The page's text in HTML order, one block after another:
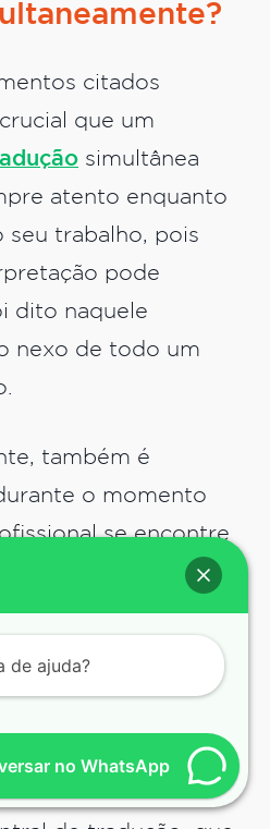
citados
que um
simultânea
atento enquanto
seu trabalho, pois
pode
dito naquele
nexo de todo um
também é
o momento
se encontre
seja na
ou em outro
serviço não seja
externos.
é muito necessário
tradução
no WhatsApp
de ajuda?